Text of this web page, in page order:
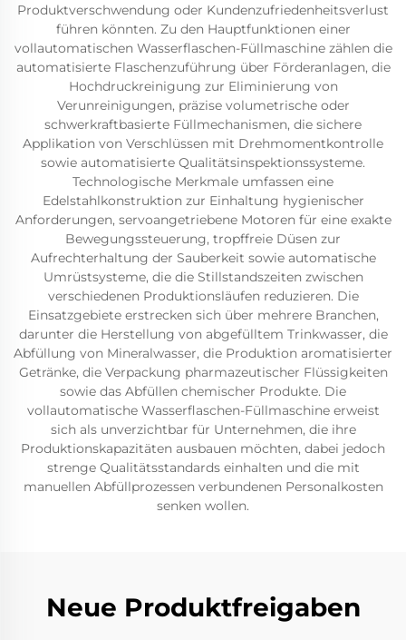
Produktverschwendung oder Kundenzufriedenheitsverlust
führen könnten. Zu den Hauptfunktionen einer
vollautomatischen Wasserflaschen-Füllmaschine zählen die
automatisierte Flaschenzuführung über Förderanlagen, die
Hochdruckreinigung zur Eliminierung von
Verunreinigungen, präzise volumetrische oder
schwerkraftbasierte Füllmechanismen, die sichere
Applikation von Verschlüssen mit Drehmomentkontrolle
sowie automatisierte Qualitätsinspektionssysteme.
Technologische Merkmale umfassen eine
Edelstahlkonstruktion zur Einhaltung hygienischer
Anforderungen, servoangetriebene Motoren für eine exakte
Bewegungssteuerung, tropffreie Düsen zur
Aufrechterhaltung der Sauberkeit sowie automatische
Umrüstsysteme, die die Stillstandszeiten zwischen
verschiedenen Produktionsläufen reduzieren. Die
Einsatzgebiete erstrecken sich über mehrere Branchen,
darunter die Herstellung von abgefülltem Trinkwasser, die
Abfüllung von Mineralwasser, die Produktion aromatisierter
Getränke, die Verpackung pharmazeutischer Flüssigkeiten
sowie das Abfüllen chemischer Produkte. Die
vollautomatische Wasserflaschen-Füllmaschine erweist
sich als unverzichtbar für Unternehmen, die ihre
Produktionskapazitäten ausbauen möchten, dabei jedoch
strenge Qualitätsstandards einhalten und die mit
manuellen Abfüllprozessen verbundenen Personalkosten
senken wollen.
Neue Produktfreigaben